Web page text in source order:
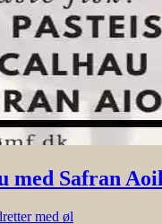
med Safran
med øl